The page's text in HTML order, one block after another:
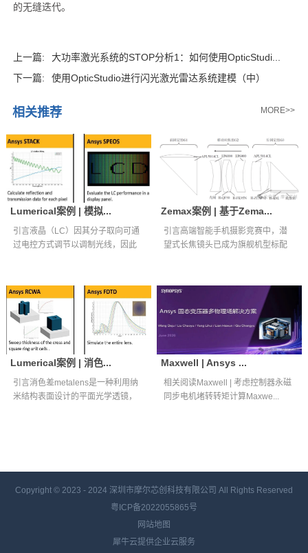
的无缝迭代。
上一篇:
大功率激光系统的STOP分析1：如何使用OpticStudi...
下一篇:
使用OpticStudio进行闪光激光雷达系统建模（中）
相关推荐 MORE>>
Lumerical案例 | 模拟...
引言液晶（LC）因其分子取向可通
过电控方式调节以调制光线，因此
Zemax案例 | 基于Zema...
引言高端智能手机摄影竞赛中，潜
望式长焦镜头已成为旗舰机型标配
Lumerical案例 | 消色...
引言消色差metalens是一种利用纳
米结构表面设计的平面光学透镜，
Maxwell | Ansys ...
相关阅读Maxwell | 考虑控制器永磁
同步电机堵转转矩计算Maxwe...
Copyright © 2023 - 2024 深圳市摩尔芯创科技有限公司 All Rights Reserved
粤ICP备2022055865号
网站地图
犀牛云提供企业云服务